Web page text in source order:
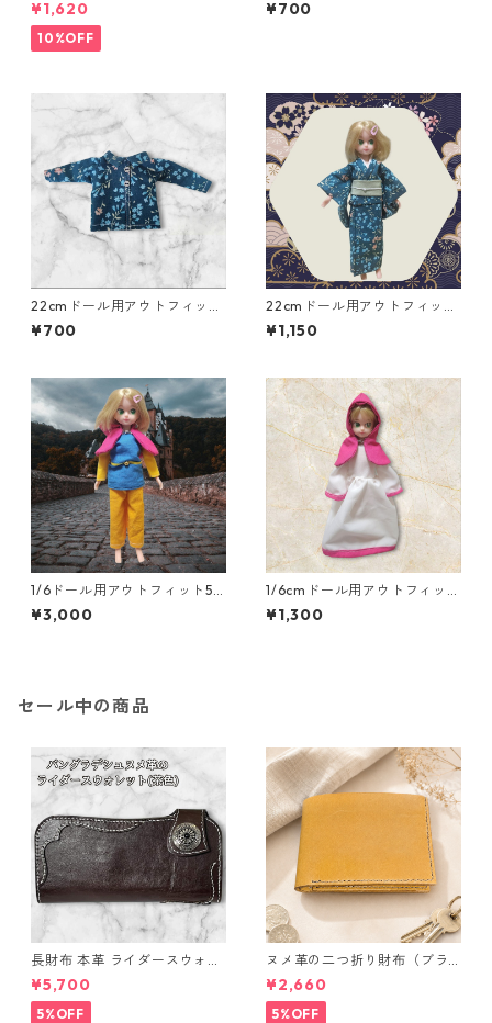
点セット さくらんぼ柄×淡いピ
ンク
¥1,620
10%OFF
ンク×ドット柄 カジュアル
¥700
22cmドール用アウトフィッ
ト 襟付き長そでシャツ 青×
花柄 カジュアル リアルク
¥700
22cmドール用アウトフィッ
ト 着物二点セット 青緑の
花柄×白と緑の帯 シック ク
¥1,150
1/6ドール用アウトフィット5
点セット 勇者風 一部難あ
り
¥3,000
1/6cmドール用アウトフィット
二点セット ふんわり袖のワ
ンピースとフードのセット R
¥1,300
セール中の商品
長財布 本革 ライダースウォレ
ット 国産 ヌメ革 ブラウン バ
ングラデシュ l175 レザー 革財
布 ハンドメイド 経年変化
¥5,700
5%OFF
ヌメ革の二つ折り財布（ブラ
ウン系）
¥2,660
5%OFF